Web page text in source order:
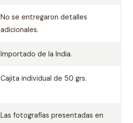
No se entregaron detalles
adicionales.
Importado de la India.
Cajita individual de 50 grs.
Las fotografías presentadas en